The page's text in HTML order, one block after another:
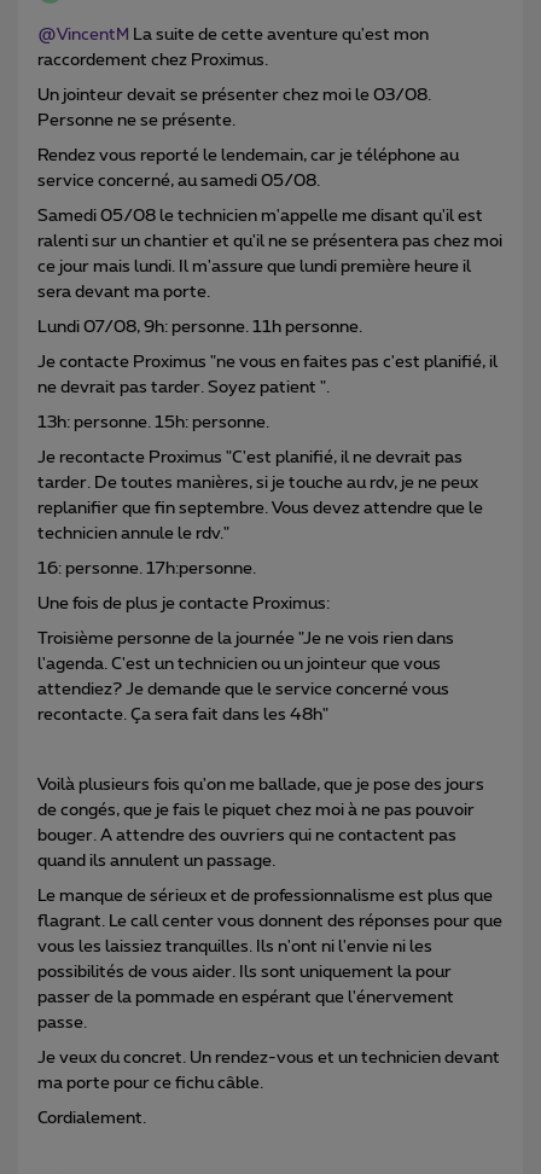
@VincentM La suite de cette aventure qu'est mon
raccordement chez Proximus.
Un jointeur devait se présenter chez moi le 03/08.
Personne ne se présente.
Rendez vous reporté le lendemain, car je téléphone au
service concerné, au samedi 05/08.
Samedi 05/08 le technicien m'appelle me disant qu'il est
ralenti sur un chantier et qu'il ne se présentera pas chez moi
ce jour mais lundi. Il m'assure que lundi première heure il
sera devant ma porte.
Lundi 07/08, 9h: personne. 11h personne.
Je contacte Proximus "ne vous en faites pas c'est planifié, il
ne devrait pas tarder. Soyez patient ".
13h: personne. 15h: personne.
Je recontacte Proximus "C'est planifié, il ne devrait pas
tarder. De toutes manières, si je touche au rdv, je ne peux
replanifier que fin septembre. Vous devez attendre que le
technicien annule le rdv."
16: personne. 17h:personne.
Une fois de plus je contacte Proximus:
Troisième personne de la journée "Je ne vois rien dans
l'agenda. C'est un technicien ou un jointeur que vous
attendiez? Je demande que le service concerné vous
recontacte. Ça sera fait dans les 48h"
Voilà plusieurs fois qu'on me ballade, que je pose des jours
de congés, que je fais le piquet chez moi à ne pas pouvoir
bouger. A attendre des ouvriers qui ne contactent pas
quand ils annulent un passage.
​​​​​​Le manque de sérieux et de professionnalisme est plus que
flagrant. Le call center vous donnent des réponses pour que
vous les laissiez tranquilles. Ils n'ont ni l'envie ni les
possibilités de vous aider. Ils sont uniquement la pour
passer de la pommade en espérant que l'énervement
passe.
Je veux du concret. Un rendez-vous et un technicien devant
ma porte pour ce fichu câble.
​​​​​​Cordialement.